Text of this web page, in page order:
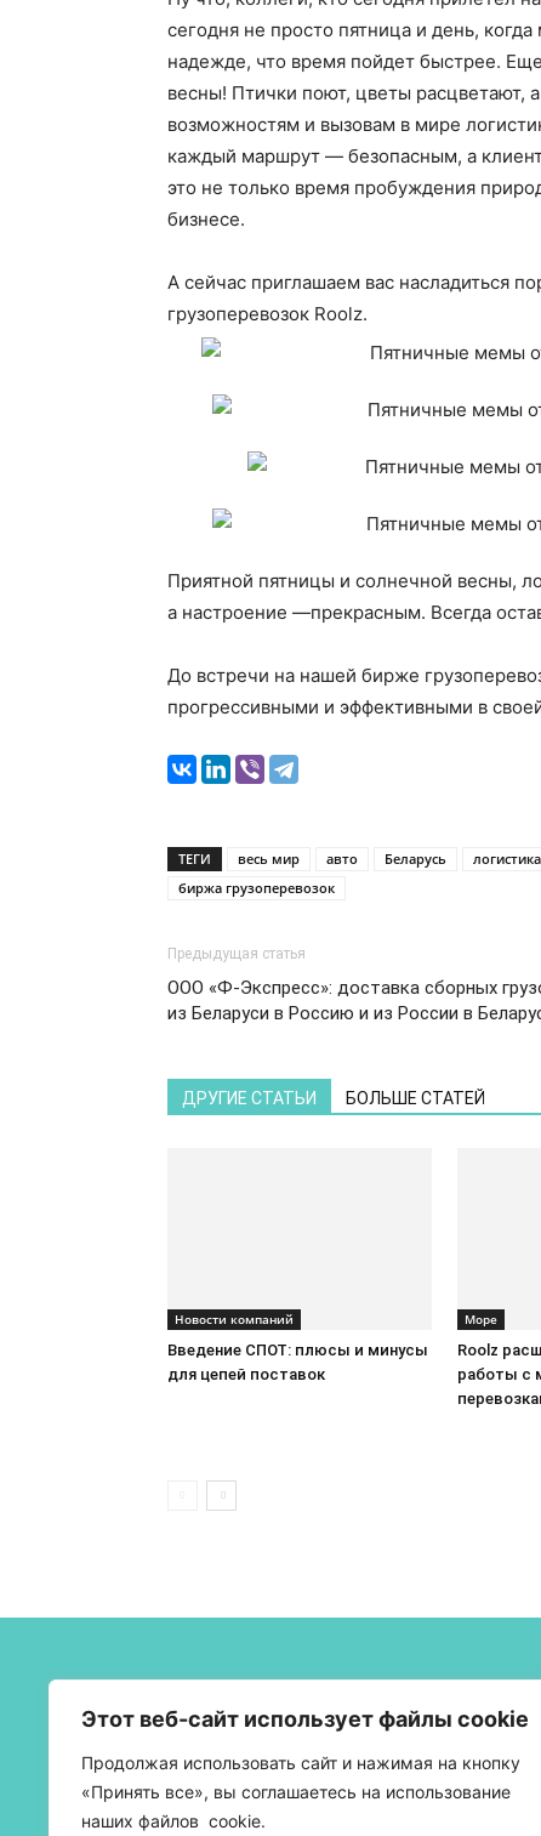
Этот веб-сайт использует файлы cookie
Продолжая использовать сайт и нажимая на кнопку
«Принять все», вы соглашаетесь на использование
наших файлов cookie.
сегодня не просто пятница и день,
надежде, что время пойдет быстрее.
весны! Птички поют, цветы расцветают,
возможностям и вызовам в мире
каждый маршрут — безопасным, а
это не только время пробуждения
бизнесе.
А сейчас приглашаем вас насладиться
грузоперевозок Roolz.
Приятной пятницы и солнечной весны,
а настроение —прекрасным. Всегда
До встречи на нашей бирже
прогрессивными и эффективными в
ТЕГИ весь мир авто Беларусь логистика
биржа грузоперевозок
Предыдущая статья
ООО «Ф-Экспресс»: доставка сборных
из Беларуси в Россию и из России в
ДРУГИЕ СТАТЬИ БОЛЬШЕ СТАТЕЙ
Новости компаний
Введение СПОТ: плюсы и минусы
для цепей поставок
Море
Roolz
работы с
О